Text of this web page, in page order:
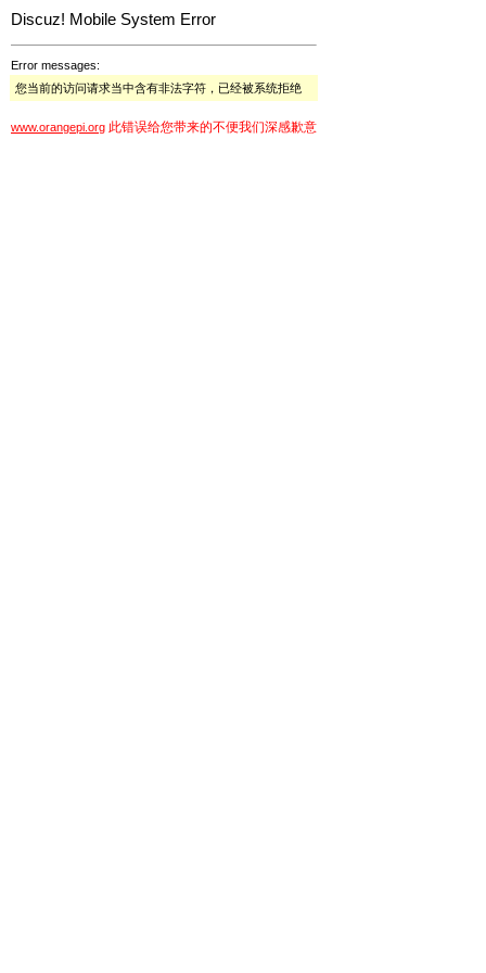
Discuz! Mobile System Error
Error messages:
您当前的访问请求当中含有非法字符，已经被系统拒绝
www.orangepi.org 此错误给您带来的不便我们深感歉意